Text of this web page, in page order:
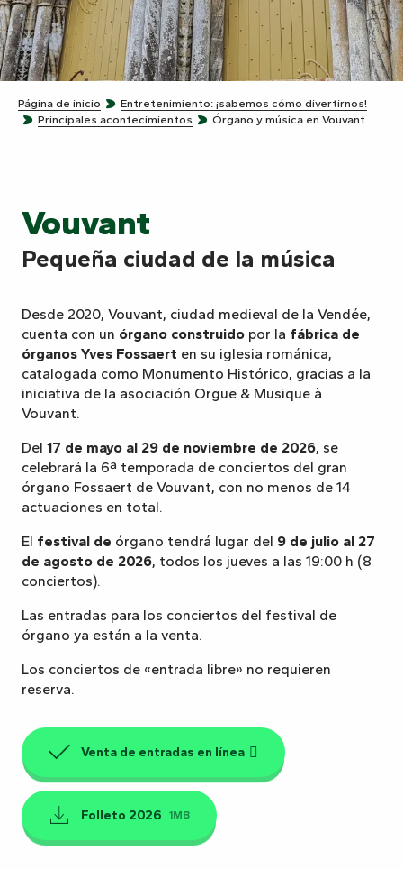
Página de inicio
Entretenimiento: ¡sabemos cómo divertirnos!
Principales acontecimientos
Órgano y música en Vouvant
Vouvant
Pequeña ciudad de la música
Desde 2020, Vouvant, ciudad medieval de la Vendée,
cuenta con un órgano construido por la fábrica de
órganos Yves Fossaert en su iglesia románica,
catalogada como Monumento Histórico, gracias a la
iniciativa de la asociación Orgue & Musique à
Vouvant.
Del 17 de mayo al 29 de noviembre de 2026, se
celebrará la 6ª temporada de conciertos del gran
órgano Fossaert de Vouvant, con no menos de 14
actuaciones en total.
El festival de órgano tendrá lugar del 9 de julio al 27
de agosto de 2026, todos los jueves a las 19:00 h (8
conciertos).
Las entradas para los conciertos del festival de
órgano ya están a la venta.
Los conciertos de «entrada libre» no requieren
reserva.
Venta de entradas en línea
Folleto 2026 1MB